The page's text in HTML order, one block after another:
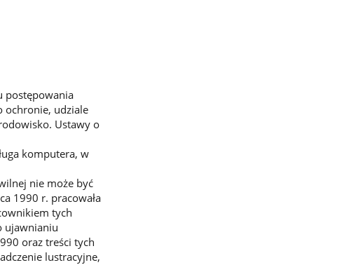
postępowania
ochronie, udziale
Ustawy o
komputera, w
nie może być
1990 r. pracowała
tych
ujawnianiu
oraz treści tych
lustracyjne,